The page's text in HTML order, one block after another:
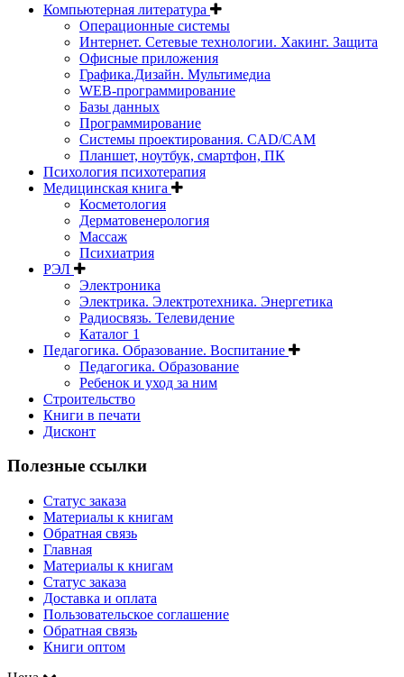
Компьютерная литература
Операционные системы
Интернет. Сетевые технологии. Хакинг. Защита
Офисные приложения
Графика.Дизайн. Мультимедиа
WEB-программирование
Базы данных
Программирование
Системы проектирования. CAD/CAM
Планшет, ноутбук, смартфон, ПК
Психология психотерапия
Медицинская книга
Косметология
Дерматовенерология
Массаж
Психиатрия
РЭЛ
Электроника
Электрика. Электротехника. Энергетика
Радиосвязь. Телевидение
Каталог 1
Педагогика. Образование. Воспитание
Педагогика. Образование
Ребенок и уход за ним
Строительство
Книги в печати
Дисконт
Полезные ссылки
Статус заказа
Материалы к книгам
Обратная связь
Главная
Материалы к книгам
Статус заказа
Доставка и оплата
Пользовательское соглашение
Обратная связь
Книги оптом